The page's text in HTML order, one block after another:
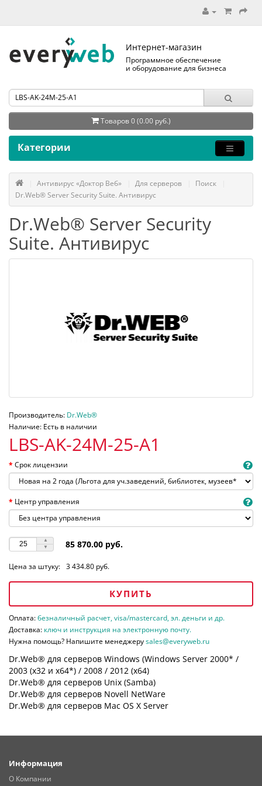
Интернет-магазин
Программное обеспечение
и оборудование для бизнеса
Товаров 0 (0.00 руб.)
Категории
Антивирус «Доктор Веб» Для серверов
Поиск
Dr.Web® Server Security Suite. Антивирус
Dr.Web® Server Security
Suite. Антивирус
Производитель: Dr.Web®
Наличие: Есть в наличии
LBS-AK-24M-25-A1
Срок лицензии
Центр управления
85 870.00 руб.
Цена за штуку: 3 434.80 руб.
КУПИТЬ
Оплата:безналичный расчет, visa/mastercard, эл. деньги и др.
Доставка: ключ и инструкция на электронную почту.
Нужна помощь? Напишите менеджеруsales@everyweb.ru
Dr.Web® для серверов Windows (Windows Server 2000* /
2003 (х32 и х64*) / 2008 / 2012 (х64)
Dr.Web® для серверов Unix (Samba)
Dr.Web® для серверов Novell NetWare
Dr.Web® для серверов Mac OS X Server
Информация
О Компании